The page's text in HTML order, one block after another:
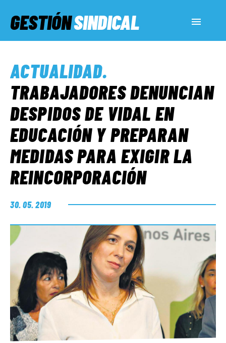
GESTIÓNSINDICAL
SERVICIOS SOCIALES
INFORMES ESPECIALES
FUERA DE MEGÁFONO
ACTUALIDAD.
TRABAJADORES DENUNCIAN
DESPIDOS DE VIDAL EN
EDUCACIÓN Y PREPARAN
MEDIDAS PARA EXIGIR LA
REINCORPORACIÓN
30. 05. 2019